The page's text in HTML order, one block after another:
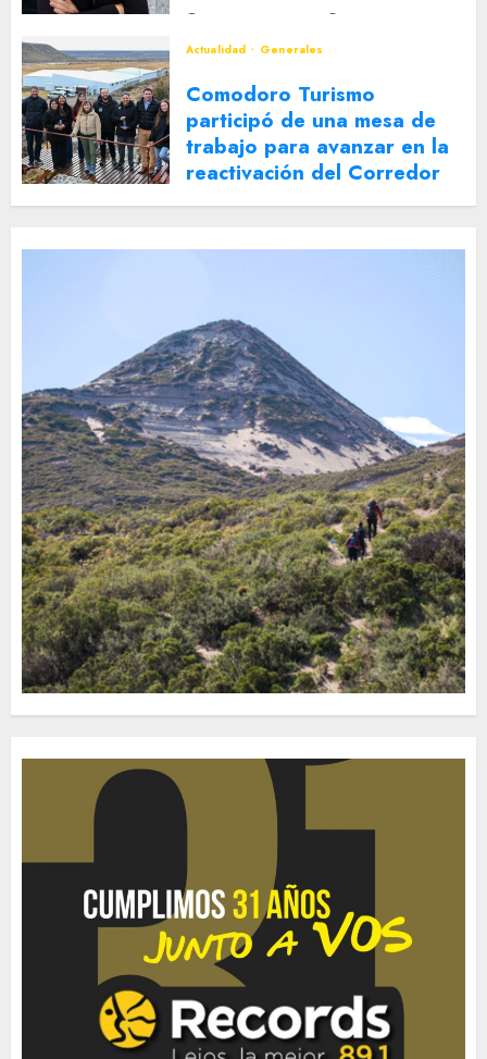
Actualidad
Generales
Comodoro Turismo
participó de una mesa de
trabajo para avanzar en la
reactivación del Corredor
Turístico Integrado